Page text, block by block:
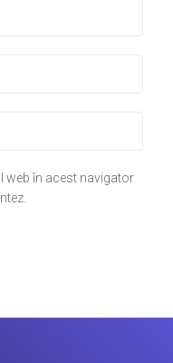
web în acest navigator